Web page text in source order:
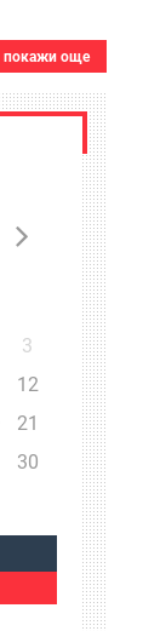
покажи още
3
12
21
30